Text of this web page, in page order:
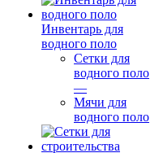
Инвентарь для
водного поло
Сетки для
водного поло
—
Мячи для
водного поло